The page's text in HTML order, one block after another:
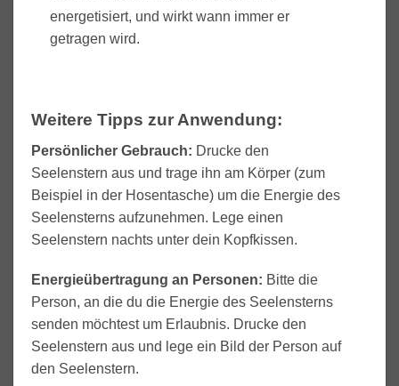
energetisiert, und wirkt wann immer er
getragen wird.
Weitere Tipps zur Anwendung:
Persönlicher Gebrauch: Drucke den
Seelenstern aus und trage ihn am Körper (zum
Beispiel in der Hosentasche) um die Energie des
Seelensterns aufzunehmen. Lege einen
Seelenstern nachts unter dein Kopfkissen.
Energieübertragung an Personen: Bitte die
Person, an die du die Energie des Seelensterns
senden möchtest um Erlaubnis. Drucke den
Seelenstern aus und lege ein Bild der Person auf
den Seelenstern.